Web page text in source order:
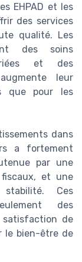
EHPAD et les
des services
qualité. Les
des soins
et des
leur
que pour les
dans
a fortement
par une
fiscaux, et une
Ces
des
de
le bien-être de